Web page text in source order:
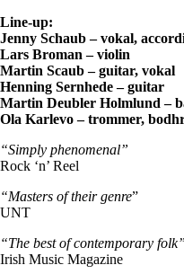
Line-up:
Jenny Schaub – vokal,
Lars Broman – violin
Martin Scaub – guitar, vokal
Henning Sernhede – guitar
Martin Deubler Holmlund –
Ola Karlevo – trommer,
“Simply phenomenal”
Rock ‘n’ Reel
“Masters of their genre”
UNT
“The best of contemporary folk”
Irish Music Magazine